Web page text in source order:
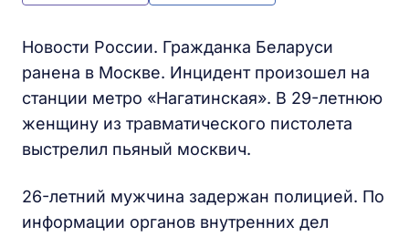
Новости России. Гражданка Беларуси
ранена в Москве. Инцидент произошел на
станции метро «Нагатинская». В 29-летнюю
женщину из травматического пистолета
выстрелил пьяный москвич.
26-летний мужчина задержан полицией. По
информации органов внутренних дел